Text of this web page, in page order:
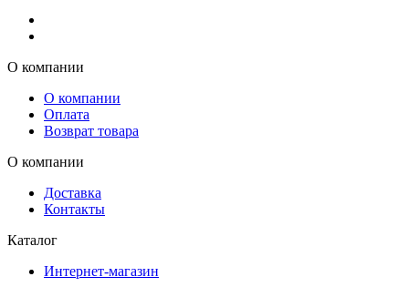
О компании
О компании
Оплата
Возврат товара
О компании
Доставка
Контакты
Каталог
Интернет-магазин